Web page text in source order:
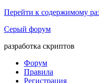
Перейти к содержимому
Серый форум
разработка скриптов
Форум
Правила
Регистрация